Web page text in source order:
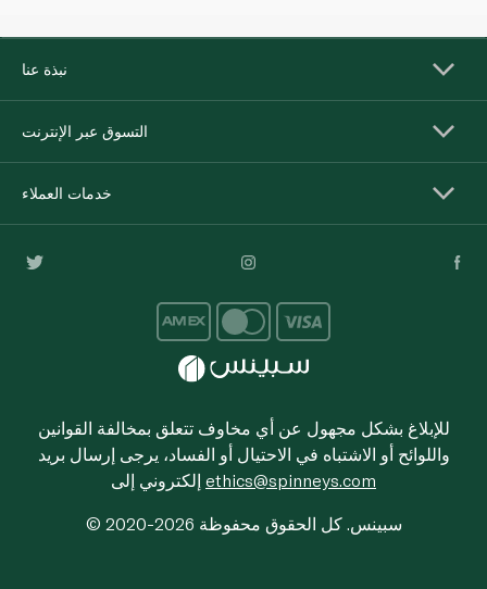
نبذة عنا
التسوق عبر الإنترنت
خدمات العملاء
للإبلاغ بشكل مجهول عن أي مخاوف تتعلق بمخالفة القوانين
واللوائح أو الاشتباه في الاحتيال أو الفساد، يرجى إرسال بريد
ethics@spinneys.com
© 2020-2026 سبينس. كل الحقوق محفوظة